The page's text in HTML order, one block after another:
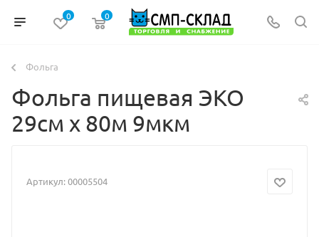
0 0
Фольга
Фольга пищевая ЭКО
29см х 80м 9мкм
Артикул:00005504